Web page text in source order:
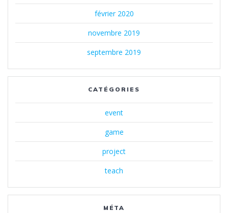
février 2020
novembre 2019
septembre 2019
CATÉGORIES
event
game
project
teach
MÉTA